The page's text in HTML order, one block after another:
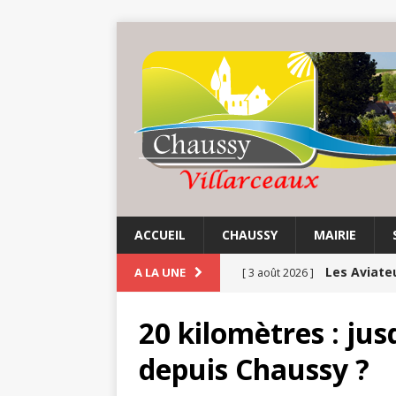
ACCUEIL CHAUSSY MAIRIE
A LA UNE [ 3 août 2026 ] Les
[ 1 août 2026 ] Balade
COMMUNE
20 kilomètres :
depuis Chaussy ?